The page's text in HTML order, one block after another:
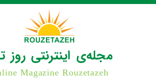
مجله‌ی اینترنتی روز
Magazine Rouzetazeh